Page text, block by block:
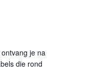
je na
die rond